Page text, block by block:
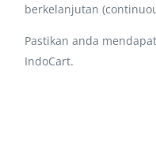
berkelanjutan
Pastikan anda
IndoCart.